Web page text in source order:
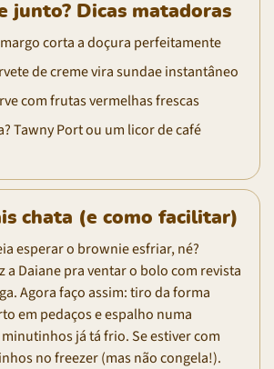
junto? Dicas matadoras
corta a doçura perfeitamente
de creme vira sundae instantâneo
com frutas vermelhas frescas
Tawny Port ou um licor de café
chata (e como facilitar)
esperar o brownie esfriar, né?
a Daiane pra ventar o bolo com revista
Agora faço assim: tiro da forma
em pedaços e espalho numa
já tá frio. Se estiver com
no freezer (mas não congela!).